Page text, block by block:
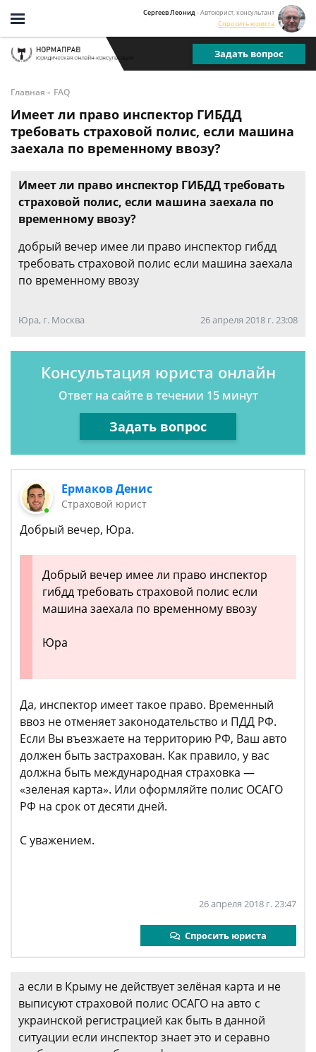
Сергеев Леонид - Автоюрист, консультант
Спросить юриста
Задать вопрос
Главная - FAQ
Имеет ли право инспектор ГИБДД
требовать страховой полис, если машина
заехала по временному ввозу?
Имеет ли право инспектор ГИБДД требовать
страховой полис, если машина заехала по
временному ввозу?
добрый вечер имее ли право инспектор гибдд
требовать страховой полис если машина заехала
по временному ввозу
Юра, г. Москва 26 апреля 2018 г. 23:08
Консультация юриста онлайн
Ответ на сайте в течении 15 минут
Задать вопрос
Ермаков Денис
Страховой юрист
Добрый вечер, Юра.
Добрый вечер имее ли право инспектор
гибдд требовать страховой полис если
машина заехала по временному ввозу
Юра
Да, инспектор имеет такое право. Временный
ввоз не отменяет законодательство и ПДД РФ.
Если Вы въезжаете на территорию РФ, Ваш авто
должен быть застрахован. Как правило, у вас
должна быть международная страховка —
«зеленая карта». Или оформляйте полис ОСАГО
РФ на срок от десяти дней.
С уважением.
26 апреля 2018 г. 23:47
Спросить юриста
а если в Крыму не действует зелёная карта и не
выписуют страховой полис ОСАГО на авто с
украинской регистрацией как быть в данной
ситуации если инспектор знает это и серавно